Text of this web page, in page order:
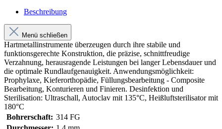
Beschreibung
Menü schließen
Hartmetallinstrumente überzeugen durch ihre stabile und
funktionsgerechte Konstruktion, die präzise, schnittfreudige
Verzahnung, herausragende Leistungen bei langer Lebensdauer und
die optimale Rundlaufgenauigkeit. Anwendungsmöglichkeit:
Prophylaxe, Kieferorthopädie, Füllungsbearbeitung - Composite
Bearbeitung, Konturieren und Finieren. Desinfektion und
Sterilisation: Ultraschall, Autoclav mit 135°C, Heißluftsterilisator mit
180°C
Bohrerschaft: 314 FG